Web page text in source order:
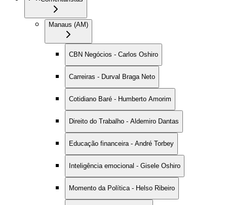
Manaus (AM)
CBN Negócios - Carlos Oshiro
Carreiras - Durval Braga Neto
Cotidiano Baré - Humberto Amorim
Direito do Trabalho - Aldemiro Dantas
Educação financeira - André Torbey
Inteligência emocional - Gisele Oshiro
Momento da Política - Helso Ribeiro